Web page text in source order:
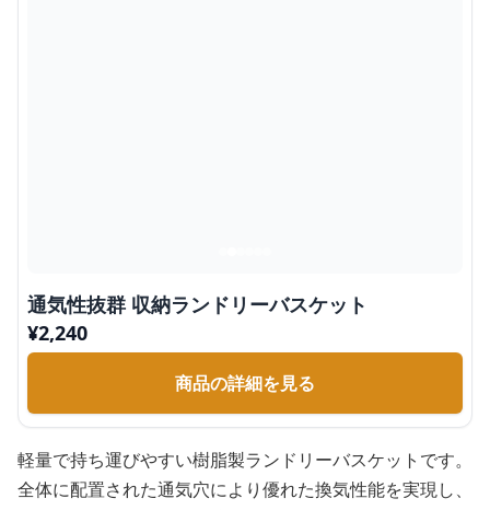
通気性抜群 収納ランドリーバスケット
¥2,240
商品の詳細を見る
軽量で持ち運びやすい樹脂製ランドリーバスケットです。
全体に配置された通気穴により優れた換気性能を実現し、